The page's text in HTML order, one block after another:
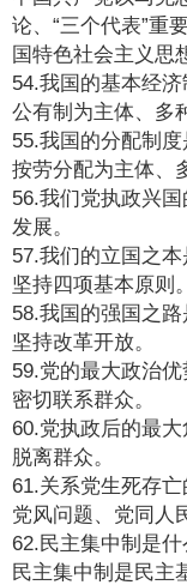
论、“三个代表”重
国特色社会主义思
54.我国的基本经济
公有制为主体、多
55.我国的分配制度
按劳分配为主体、
56.我们党执政兴
发展。
57.我们的立国之本
坚持四项基本原则。
58.我国的强国之路
坚持改革开放。
59.党的最大政治优
密切联系群众。
60.党执政后的最大
脱离群众。
61.关系党生死存亡
党风问题、党同人
62.民主集中制是什
民主集中制是民主